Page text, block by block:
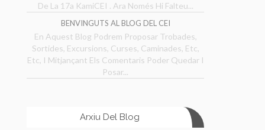
De La 17a KamiCEI . Ara Només Hi Falteu...
BENVINGUTS AL BLOG DEL CEI
En Aquest Blog Podrem Proposar Trobades,
Sortides, Excursions, Curses, Caminades, Etc,
Etc, I Mitjançant Els Comentaris Poder Quedar I
Posar...
Arxiu Del Blog